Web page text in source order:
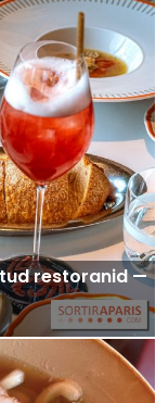
restoranid —